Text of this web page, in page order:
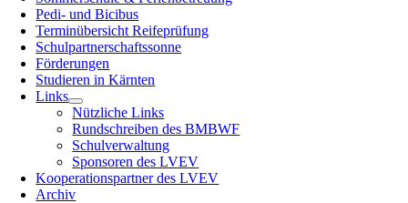
Pedi- und Bicibus
Terminübersicht Reifeprüfung
Schulpartnerschaftssonne
Förderungen
Studieren in Kärnten
Links
Nützliche Links
Rundschreiben des BMBWF
Schulverwaltung
Sponsoren des LVEV
Kooperationspartner des LVEV
Archiv